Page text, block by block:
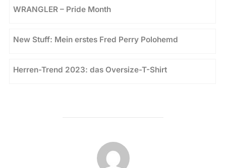
WRANGLER – Pride Month
New Stuff: Mein erstes Fred Perry Polohemd
Herren-Trend 2023: das Oversize-T-Shirt
BEITRAGSAUTOR